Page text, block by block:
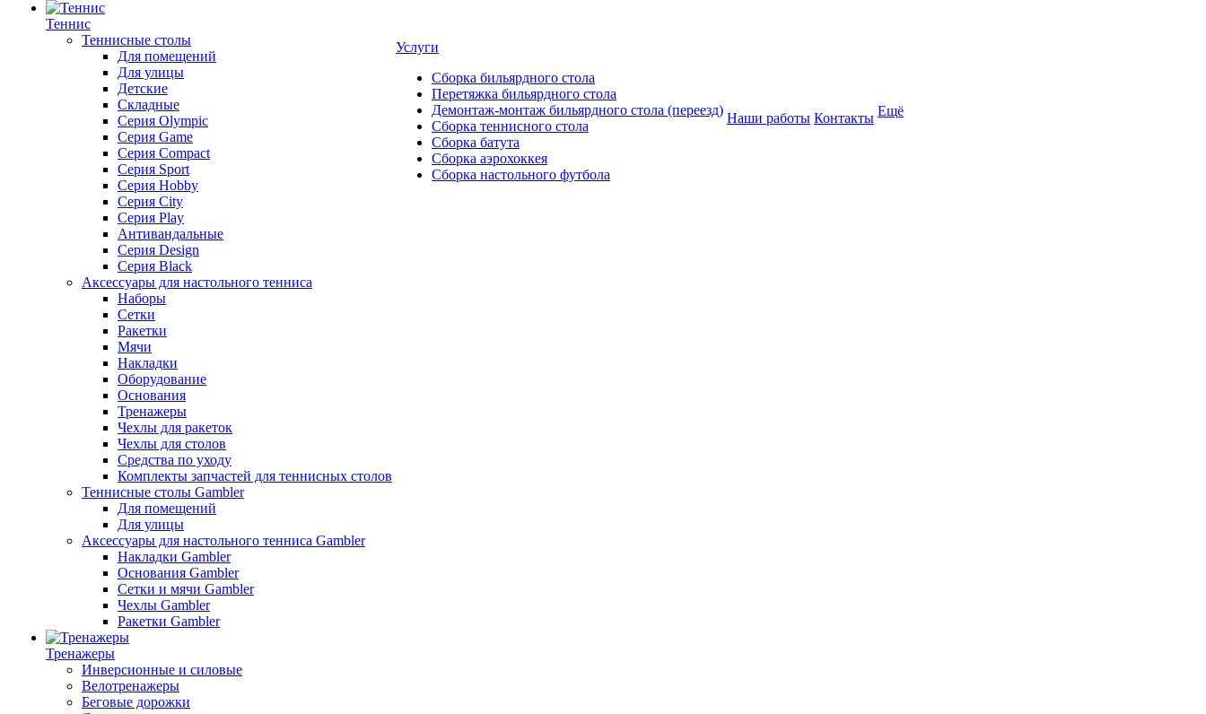
Теннис
Теннисные столы
Для помещений
Для улицы
Детские
Складные
Серия Olympic
Серия Game
Серия Compact
Серия Sport
Серия Hobby
Серия City
Серия Play
Антивандальные
Серия Design
Серия Black
Аксессуары для настольного тенниса
Наборы
Сетки
Ракетки
Мячи
Накладки
Оборудование
Основания
Тренажеры
Чехлы для ракеток
Чехлы для столов
Средства по уходу
Комплекты запчастей для теннисных столов
Теннисные столы Gambler
Для помещений
Для улицы
Аксессуары для настольного тенниса Gambler
Накладки Gambler
Основания Gambler
Сетки и мячи Gambler
Чехлы Gambler
Ракетки Gambler
Тренажеры
Инверсионные и силовые
Велотренажеры
Беговые дорожки
Услуги
Сборка бильярдного стола
Перетяжка бильярдного стола
Демонтаж-монтаж бильярдного стола (переезд)
Сборка теннисного стола
Сборка батута
Сборка аэрохоккея
Сборка настольного футбола
Наши работы Контакты Ещё